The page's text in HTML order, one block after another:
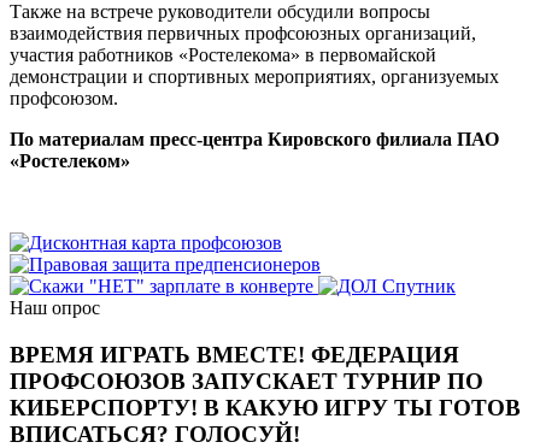
Также на встрече руководители обсудили вопросы
взаимодействия первичных профсоюзных организаций,
участия работников «Ростелекома» в первомайской
демонстрации и спортивных мероприятиях, организуемых
профсоюзом.
По материалам пресс-центра Кировского филиала ПАО
«Ростелеком»
Наш опрос
ВРЕМЯ ИГРАТЬ ВМЕСТЕ! ФЕДЕРАЦИЯ
ПРОФСОЮЗОВ ЗАПУСКАЕТ ТУРНИР ПО
КИБЕРСПОРТУ! В КАКУЮ ИГРУ ТЫ ГОТОВ
ВПИСАТЬСЯ? ГОЛОСУЙ!